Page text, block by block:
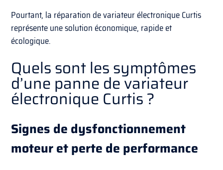
Pourtant, la réparation de variateur électronique Curtis
représente une solution économique, rapide et
écologique.
Quels sont les symptômes
d’une panne de variateur
électronique Curtis ?
Signes de dysfonctionnement
moteur et perte de performance